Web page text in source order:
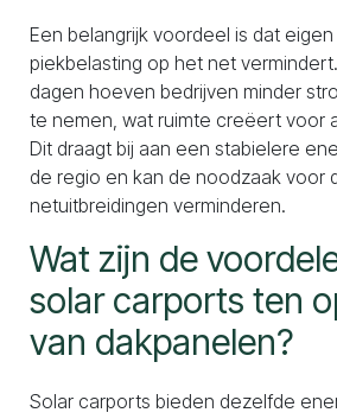
Een belangrijk voordeel is dat
piekbelasting op het net
dagen hoeven bedrijven minder
te nemen, wat ruimte creëert voor
Dit draagt bij aan een stabielere
de regio en kan de noodzaak voor
netuitbreidingen verminderen.
Wat zijn de
solar carports ten
van dakpanelen?
Solar carports bieden dezelfde